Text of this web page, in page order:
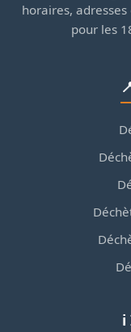
horaires,
pour les